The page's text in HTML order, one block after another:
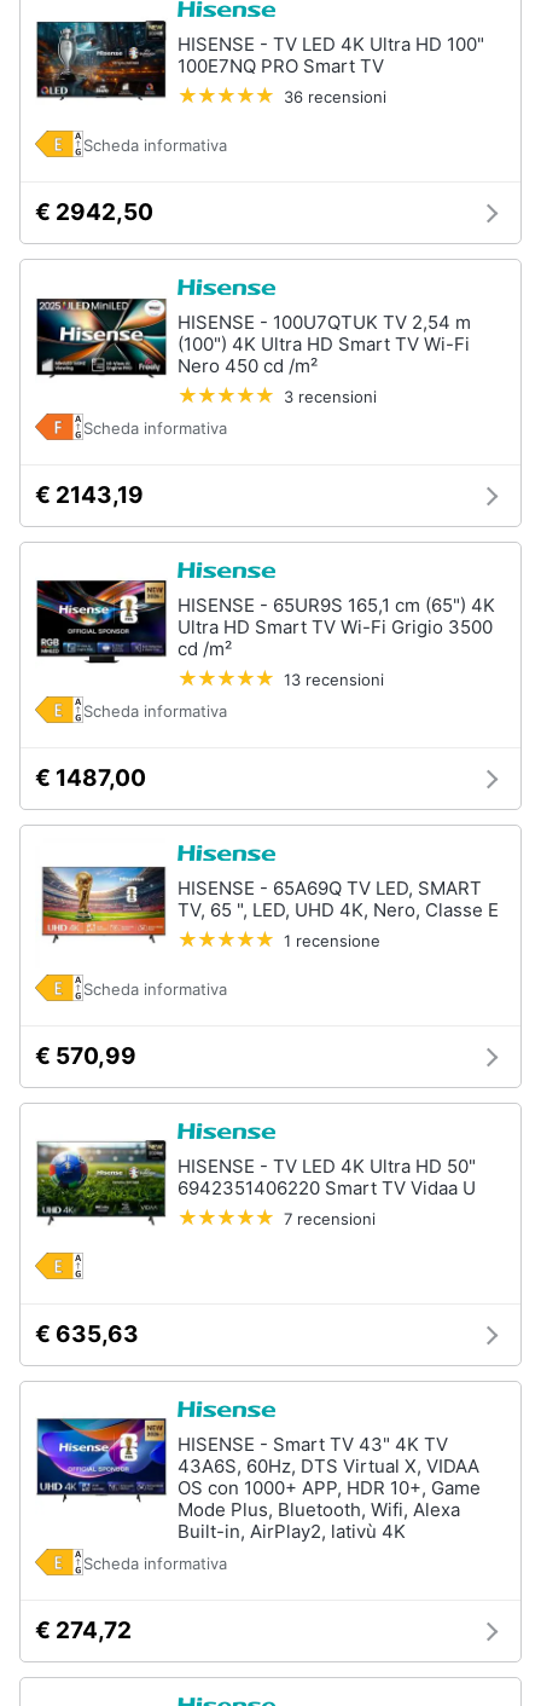
HISENSE - TV LED 4K Ultra HD 100"
100E7NQ PRO Smart TV
36 recensioni
Scheda informativa
€ 2942,50
HISENSE - 100U7QTUK TV 2,54 m
(100") 4K Ultra HD Smart TV Wi-Fi
Nero 450 cd /m²
3 recensioni
Scheda informativa
€ 2143,19
HISENSE - 65UR9S 165,1 cm (65") 4K
Ultra HD Smart TV Wi-Fi Grigio 3500
cd /m²
13 recensioni
Scheda informativa
€ 1487,00
HISENSE - 65A69Q TV LED, SMART
TV, 65 ", LED, UHD 4K, Nero, Classe E
1 recensione
Scheda informativa
€ 570,99
HISENSE - TV LED 4K Ultra HD 50"
6942351406220 Smart TV Vidaa U
7 recensioni
€ 635,63
HISENSE - Smart TV 43" 4K TV
43A6S, 60Hz, DTS Virtual X, VIDAA
OS con 1000+ APP, HDR 10+, Game
Mode Plus, Bluetooth, Wifi, Alexa
Built-in, AirPlay2, lativù 4K
Scheda informativa
€ 274,72